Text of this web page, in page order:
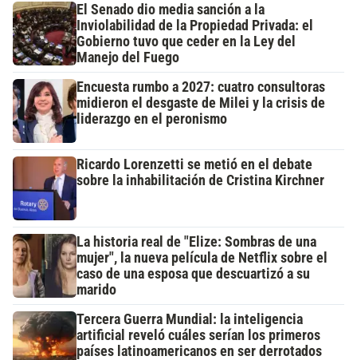
El Senado dio media sanción a la
Inviolabilidad de la Propiedad Privada: el
Gobierno tuvo que ceder en la Ley del
Manejo del Fuego
Encuesta rumbo a 2027: cuatro consultoras
midieron el desgaste de Milei y la crisis de
liderazgo en el peronismo
Ricardo Lorenzetti se metió en el debate
sobre la inhabilitación de Cristina Kirchner
La historia real de "Elize: Sombras de una
mujer", la nueva película de Netflix sobre el
caso de una esposa que descuartizó a su
marido
Tercera Guerra Mundial: la inteligencia
artificial reveló cuáles serían los primeros
países latinoamericanos en ser derrotados